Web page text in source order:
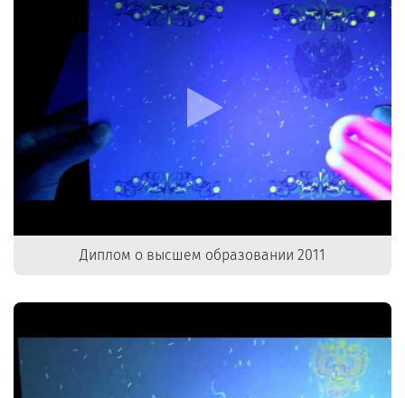
Диплом о высшем образовании 2011